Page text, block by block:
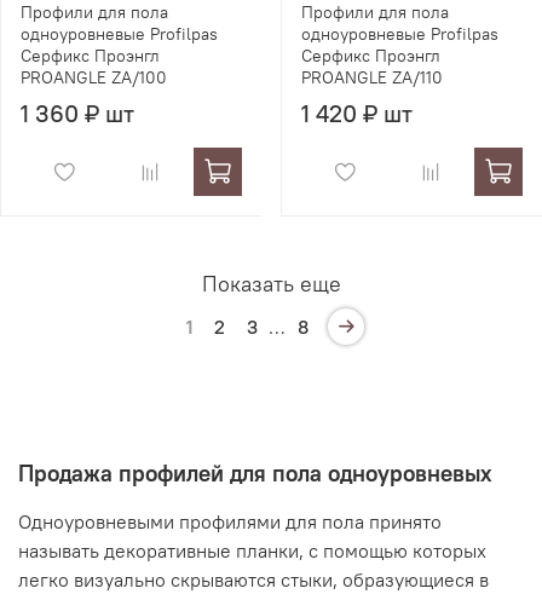
Профили для пола
одноуровневые Profilpas
Серфикс Проэнгл
PROANGLE ZA/100
1 360 ₽ шт
Профили для пола
одноуровневые Profilpas
Серфикс Проэнгл
PROANGLE ZA/110
1 420 ₽ шт
Показать еще
1 2 3 … 8
Продажа профилей для пола одноуровневых
Одноуровневыми профилями для пола принято
называть декоративные планки, с помощью которых
легко визуально скрываются стыки, образующиеся в